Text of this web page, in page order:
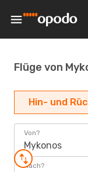
Flüge von
Hin- und
Von?
Mykonos
Nach?